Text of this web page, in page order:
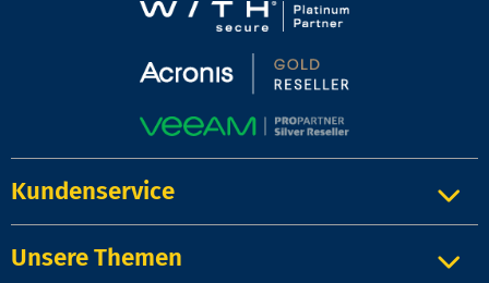
Kundenservice
Unsere Themen